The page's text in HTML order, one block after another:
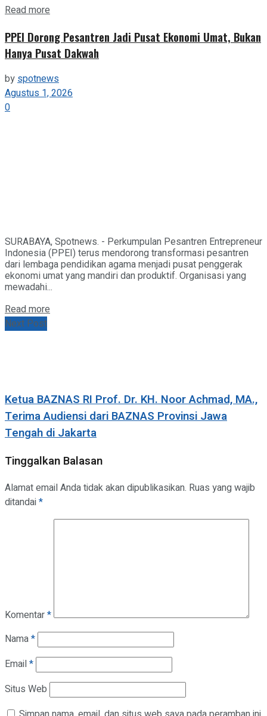
Read more
PPEI Dorong Pesantren Jadi Pusat Ekonomi Umat, Bukan
Hanya Pusat Dakwah
byspotnews
Agustus 1, 2026
0
SURABAYA, Spotnews. - Perkumpulan Pesantren Entrepreneur
Indonesia (PPEI) terus mendorong transformasi pesantren
dari lembaga pendidikan agama menjadi pusat penggerak
ekonomi umat yang mandiri dan produktif. Organisasi yang
mewadahi...
Read more
Next Post
Ketua BAZNAS RI Prof. Dr. KH. Noor Achmad, MA.,
Terima Audiensi dari BAZNAS Provinsi Jawa
Tengah di Jakarta
Tinggalkan Balasan
Alamat email Anda tidak akan dipublikasikan. Ruas yang wajib
ditandai*
Komentar*
Nama*
Email*
Situs Web